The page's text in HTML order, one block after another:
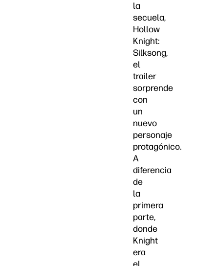
la
secuela,
Hollow
Knight:
Silksong,
el
trailer
sorprende
con
un
nuevo
personaje
protagónico.
A
diferencia
de
la
primera
parte,
donde
Knight
era